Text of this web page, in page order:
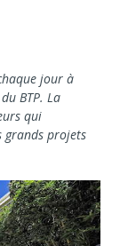
jour à
BTP. La
qui
grands projets